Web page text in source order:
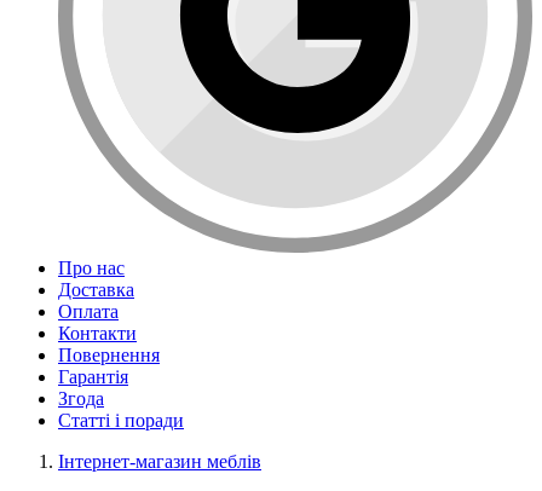
Про нас
Доставка
Оплата
Контакти
Повернення
Гарантія
Згода
Статті і поради
Інтернет-магазин меблів